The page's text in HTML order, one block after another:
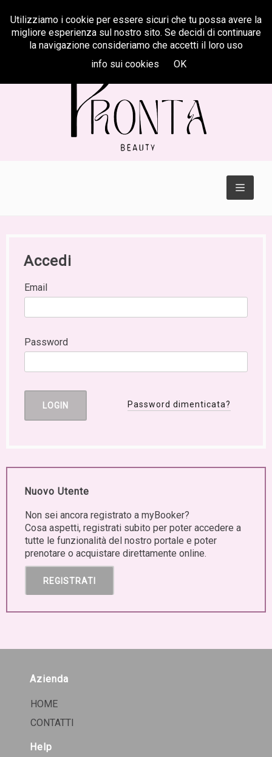
Centralino 347 622 31 33
Accedi
Email
Password
Password dimenticata?
Nuovo Utente
Non sei ancora registrato a myBooker?
Cosa aspetti, registrati subito per poter accedere a
tutte le funzionalità del nostro portale e poter
prenotare o acquistare direttamente online.
REGISTRATI
Azienda
HOME
CONTATTI
Help
Utilizziamo i cookie per essere sicuri che tu possa avere la
migliore esperienza sul nostro sito. Se decidi di continuare
la navigazione consideriamo che accetti il loro uso
info sui cookies
OK